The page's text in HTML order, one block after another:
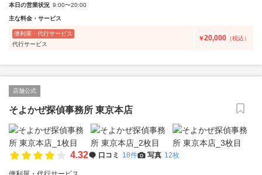
本日の営業状況 9:00〜20:00
主な料金・サービス
便利屋・代行サービス
代行サービス
￥20,000 （税込）
店舗公式
そよかぜ探偵事務所 東京本店
4.32 口コミ 18件 写真 12枚